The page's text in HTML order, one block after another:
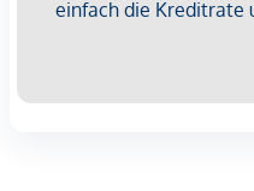
Zugänglichkeit aus allen